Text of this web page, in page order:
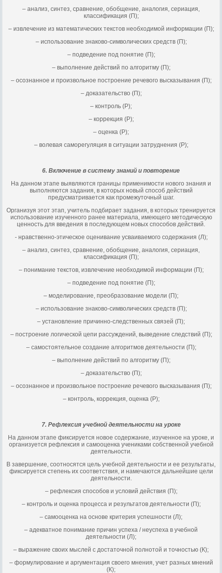
– анализ, синтез, сравнение, обобщение, аналогия, сериация,
классификация (П);
– извлечение из математических текстов необходимой информации (П);
– использование знаково-символических средств (П);
– подведение под понятие (П);
– выполнение действий по алгоритму (П);
– осознанное и произвольное построение речевого высказывания (П);
– доказательство (П);
– контроль (Р);
– коррекция (Р);
– оценка (Р);
– волевая саморегуляция в ситуации затруднения (Р);
6. Включение в систему знаний и повторение
На данном этапе выявляются границы применимости нового знания и
выполняются задания, в которых новый способ действий
предусматривается как промежуточный шаг.
Организуя этот этап, учитель подбирает задания, в которых тренируется
использование изученного ранее материала, имеющего методическую
ценность для введения в последующем новых способов действий.
- нравственно-этическое оценивание усваиваемого содержания (Л);
– анализ, синтез, сравнение, обобщение, аналогия, сериация,
классификация (П);
– понимание текстов, извлечение необходимой информации (П);
– подведение под понятие (П);
– моделирование, преобразование модели (П);
– использование знаково-символических средств (П);
– установление причинно-следственных связей (П);
– построение логической цепи рассуждений, выведение следствий (П);
– самостоятельное создание алгоритмов деятельности (П);
– выполнение действий по алгоритму (П);
– доказательство (П);
– осознанное и произвольное построение речевого высказывания (П);
– контроль, коррекция, оценка (Р);
7. Рефлексия учебной деятельности на уроке
На данном этапе фиксируется новое содержание, изученное на уроке, и
организуется рефлексия и самооценка учениками собственной учебной
деятельности.
В завершение, соотносятся цель учебной деятельности и ее результаты,
фиксируется степень их соответствия, и намечаются дальнейшие цели
деятельности.
– рефлексия способов и условий действия (П);
– контроль и оценка процесса и результатов деятельности (П);
– самооценка на основе критерия успешности (Л);
– адекватное понимание причин успеха / неуспеха в учебной
деятельности (Л);
– выражение своих мыслей с достаточной полнотой и точностью (К);
– формулирование и аргументация своего мнения, учет разных мнений
(К);